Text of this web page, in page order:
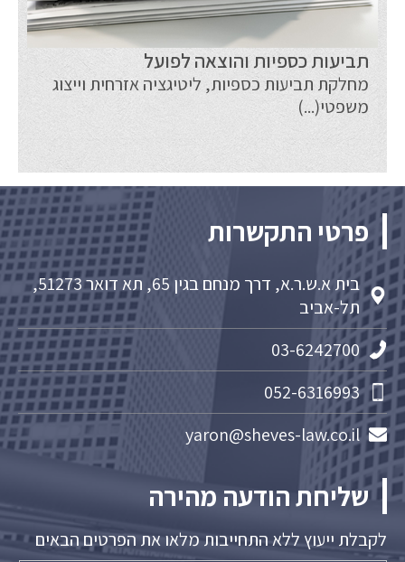
תביעות כספיות והוצאה לפועל
מחלקת תביעות כספיות, ליטיגציה אזרחית וייצוג
משפטי(...)
פרטי התקשרות
בית א.ש.ר.א, דרך מנחם בגין 65, תא דואר 51273,
תל-אביב
03-6242700
052-6316993
yaron@sheves-law.co.il
שליחת הודעה מהירה
לקבלת ייעוץ ללא התחייבות מלאו את הפרטים הבאים